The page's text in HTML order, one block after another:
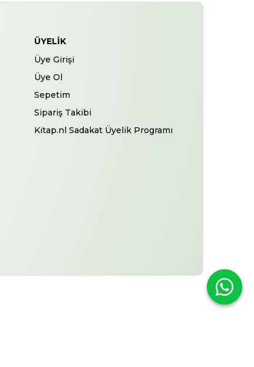
ÜYELIK
Üye Girişi
Üye Ol
Sepetim
Sipariş Takibi
Kitap.nl Sadakat Üyelik Programı